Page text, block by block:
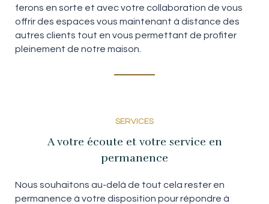
ferons en sorte et avec votre collaboration de vous
offrir des espaces vous maintenant à distance des
autres clients tout en vous permettant de profiter
pleinement de notre maison.
SERVICES
A votre écoute et votre service en
permanence
Nous souhaitons au-delà de tout cela rester en
permanence à votre disposition pour répondre à